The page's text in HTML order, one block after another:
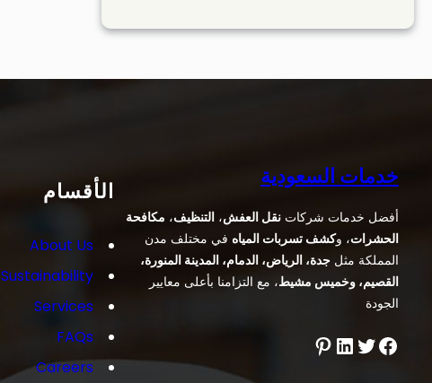
شركات
فى جدة
خدمات السعودية
أفضل خدمات شركات نقل العفش، التنظيف، مكافحة
الحشرات، وكشف تسربات المياه في مختلف مدن
المملكة مثل جدة، الرياض، الدمام، المدينة المنورة،
القصيم، وخميس مشيط، مع التزامنا بأعلى معايير
الجودة
فيسبوك تويتر لينكد إن بينتريست
الأقسام
About Us
Sustainability
Services
FAQs
Careers